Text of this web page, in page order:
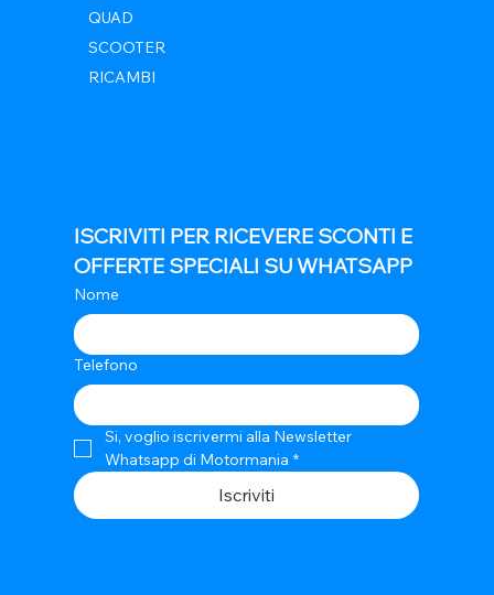
QUAD
SCOOTER
RICAMBI
ISCRIVITI PER RICEVERE SCONTI E
OFFERTE SPECIALI SU WHATSAPP
Nome
Telefono
Si, voglio iscrivermi alla Newsletter
Whatsapp di Motormania *
Iscriviti